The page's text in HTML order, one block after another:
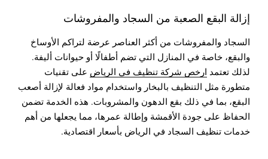
إزالة البقع الصعبة من السجاد والمفروشات
السجاد والمفروشات من أكثر العناصر عرضة لتراكم الأوساخ
والبقع، خاصة في المنازل التي تضم أطفالًا أو حيوانات أليفة.
لذلك تعتمد ارخص شركة تنظيف في الرياض على تقنيات
متطورة مثل التنظيف بالبخار واستخدام مواد فعالة لإزالة أصعب
البقع، بما في ذلك بقع الدهون والمشروبات. هذه الخدمة تضمن
الحفاظ على جودة الأقمشة وإطالة عمرها، مما يجعلها من أهم
خدمات تنظيف السجاد في الرياض بأسعار اقتصادية.